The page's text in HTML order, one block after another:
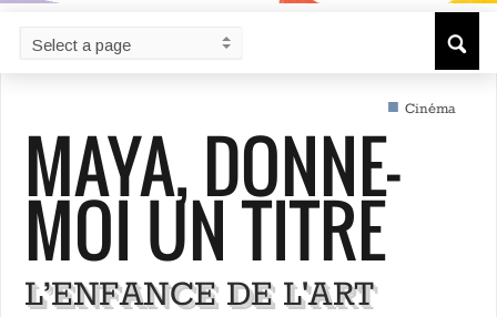
■ Cinéma
MAYA, DONNE-
MOI UN TITRE
L’ENFANCE DE L'ART